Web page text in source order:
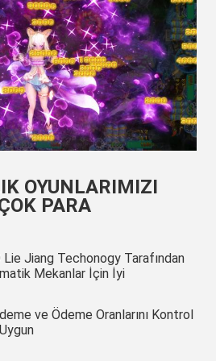
OYUNLARIMIZI
PARA
Lie Jiang Techonogy Tarafından
Mekanlar İçin İyi
ve Ödeme Oranlarını Kontrol